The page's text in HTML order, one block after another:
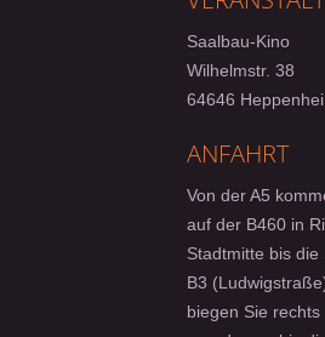
Saalbau-Kino
Wilhelmstr. 38
64646
ANFAHRT
Von der A5
auf der B460 in
Stadtmitte bis
B3
biegen Sie